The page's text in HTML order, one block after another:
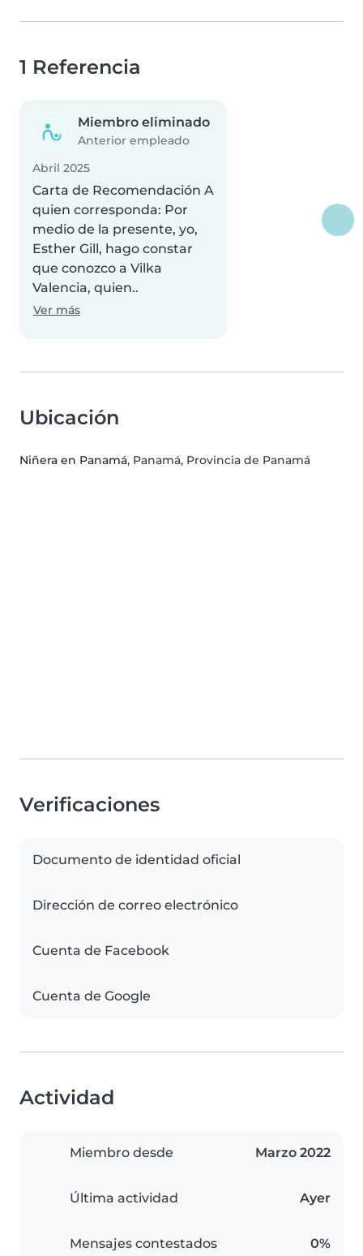
1 Referencia
Miembro eliminado
Anterior empleado
Abril 2025
Carta de Recomendación A
quien corresponda: Por
medio de la presente, yo,
Esther Gill, hago constar
que conozco a Vilka
Valencia, quien..
Ver más
Ubicación
Niñera en Panamá, Panamá, Provincia de Panamá
Verificaciones
Documento de identidad oficial
Dirección de correo electrónico
Cuenta de Facebook
Cuenta de Google
Actividad
Miembro desde Marzo 2022
Última actividad Ayer
Mensajes contestados 0%